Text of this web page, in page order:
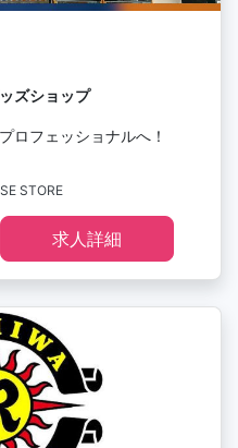
ズショップ
ロフェッショナルへ！
STORE
求人詳細